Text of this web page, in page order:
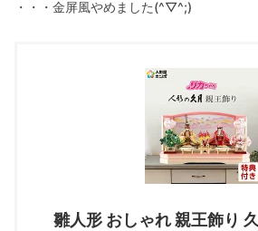
・・・金屏風やめました(^▽^;)
雛人形 おしゃれ 親王飾り